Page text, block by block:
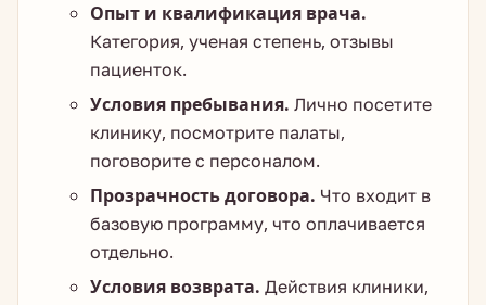
Опыт и квалификация врача.
Категория, ученая степень, отзывы
пациенток.
Условия пребывания. Лично посетите
клинику, посмотрите палаты,
поговорите с персоналом.
Прозрачность договора. Что входит в
базовую программу, что оплачивается
отдельно.
Условия возврата. Действия клиники,